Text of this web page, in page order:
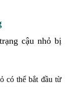
cậu nhỏ bị
có thể bắt đầu từ